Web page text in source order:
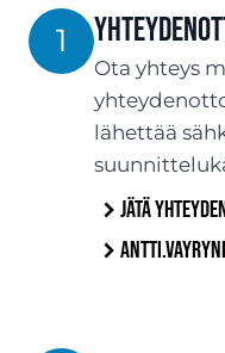
1
Ota yhteys
lähettää
Jätä